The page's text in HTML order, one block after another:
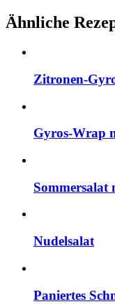
Ähnliche
Zitronen-
Gyros-Wrap
Sommersalat
Nudelsalat
Paniertes